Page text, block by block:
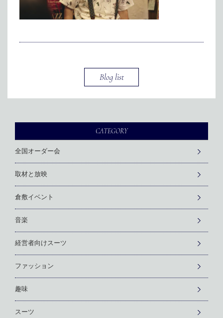
代表メッセージ
Blog list
CATEGORY
全国オーダー会
取材と放映
倉敷イベント
音楽
経営者向けスーツ
ファッション
趣味
スーツ